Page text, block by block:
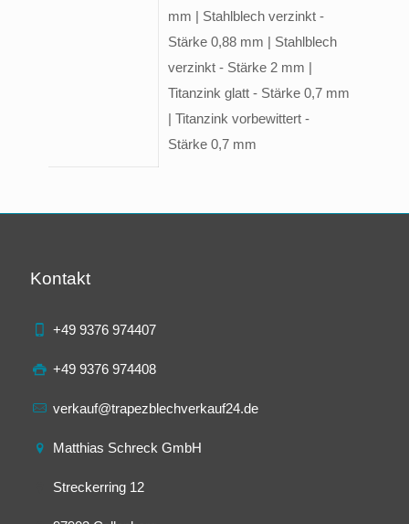
mm | Stahlblech verzinkt -
Stärke 0,88 mm | Stahlblech
verzinkt - Stärke 2 mm |
Titanzink glatt - Stärke 0,7 mm
| Titanzink vorbewittert -
Stärke 0,7 mm
Kontakt
+49 9376 974407
+49 9376 974408
verkauf@trapezblechverkauf24.de
Matthias Schreck GmbH
Streckerring 12